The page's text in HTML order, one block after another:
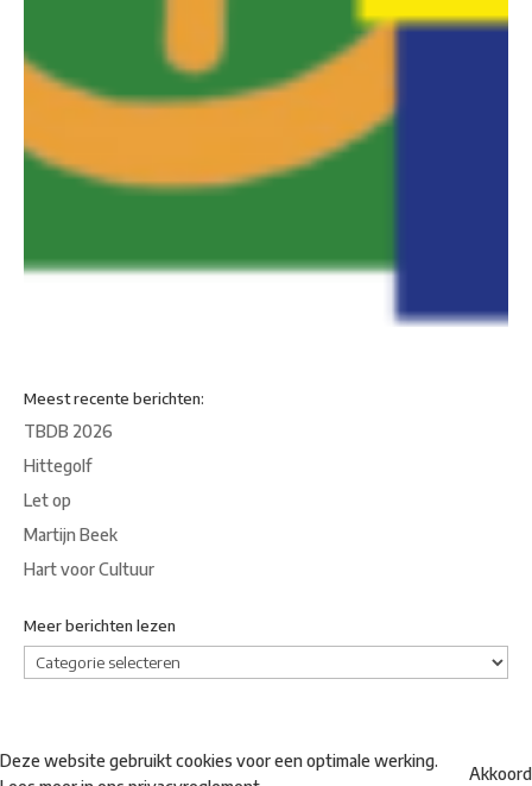
Meest recente berichten:
TBDB 2026
Hittegolf
Let op
Martijn Beek
Hart voor Cultuur
Meer berichten lezen
Meer
berichten
Deze website gebruikt cookies voor een optimale werking.
Akkoord